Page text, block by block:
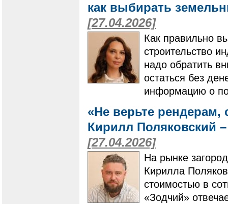
как выбирать
[27.04.2026]
Как правильно
строительство
надо обратить
остаться без
информацию о
«Не верьте
Кирилл Поляковский
[27.04.2026]
На рынке
Кирилла
стоимостью в
«Зодчий»